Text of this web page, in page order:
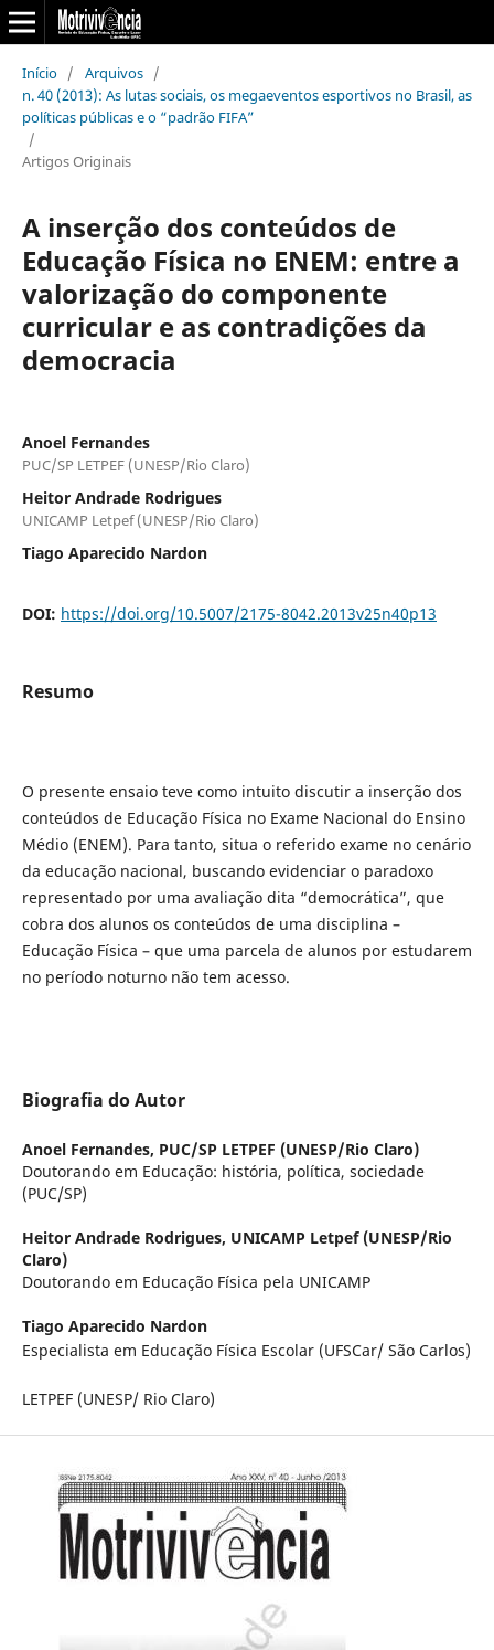
Início / Arquivos /
n. 40 (2013): As lutas sociais, os megaeventos esportivos no Brasil, as
políticas públicas e o “padrão FIFA”
/
Artigos Originais
A inserção dos conteúdos de
Educação Física no ENEM: entre a
valorização do componente
curricular e as contradições da
democracia
Anoel Fernandes
PUC/SP LETPEF (UNESP/Rio Claro)
Heitor Andrade Rodrigues
UNICAMP Letpef (UNESP/Rio Claro)
Tiago Aparecido Nardon
DOI: https://doi.org/10.5007/2175-8042.2013v25n40p13
Resumo
O presente ensaio teve como intuito discutir a inserção dos
conteúdos de Educação Física no Exame Nacional do Ensino
Médio (ENEM). Para tanto, situa o referido exame no cenário
da educação nacional, buscando evidenciar o paradoxo
representado por uma avaliação dita “democrática”, que
cobra dos alunos os conteúdos de uma disciplina –
Educação Física – que uma parcela de alunos por estudarem
no período noturno não tem acesso.
Biografia do Autor
Anoel Fernandes, PUC/SP LETPEF (UNESP/Rio Claro)
Doutorando em Educação: história, política, sociedade
(PUC/SP)
Heitor Andrade Rodrigues, UNICAMP Letpef (UNESP/Rio
Claro)
Doutorando em Educação Física pela UNICAMP
Tiago Aparecido Nardon
Especialista em Educação Física Escolar (UFSCar/ São Carlos)
LETPEF (UNESP/ Rio Claro)